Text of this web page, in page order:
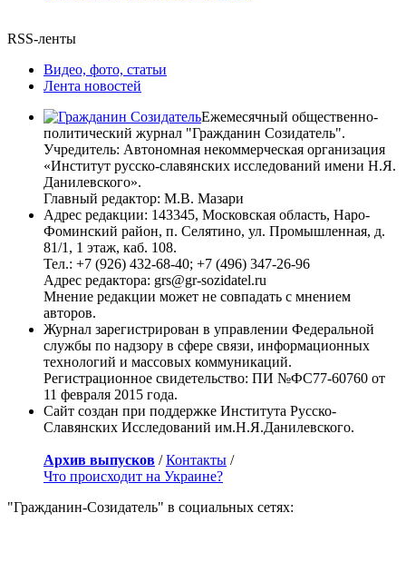
RSS-ленты
Видео, фото, статьи
Лента новостей
Ежемесячный общественно-
политический журнал "Гражданин Созидатель".
Учредитель: Автономная некоммерческая организация
«Институт русско-славянских исследований имени Н.Я.
Данилевского».
Главный редактор: М.В. Мазари
Адрес редакции: 143345, Московская область, Наро-
Фоминский район, п. Селятино, ул. Промышленная, д.
81/1, 1 этаж, каб. 108.
Тел.: +7 (926) 432-68-40; +7 (496) 347-26-96
Адрес редактора: grs@gr-sozidatel.ru
Мнение редакции может не совпадать с мнением
авторов.
Журнал зарегистрирован в управлении Федеральной
службы по надзору в сфере связи, информационных
технологий и массовых коммуникаций.
Регистрационное свидетельство: ПИ №ФС77-60760 от
11 февраля 2015 года.
Сайт создан при поддержке Института Русско-
Славянских Исследований им.Н.Я.Данилевского.
Архив выпусков /Контакты /
Что происходит на Украине?
"Гражданин-Созидатель" в социальных сетях: